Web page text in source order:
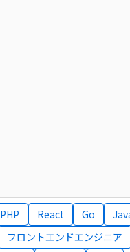
PHP React Go
フロントエンドエンジニア